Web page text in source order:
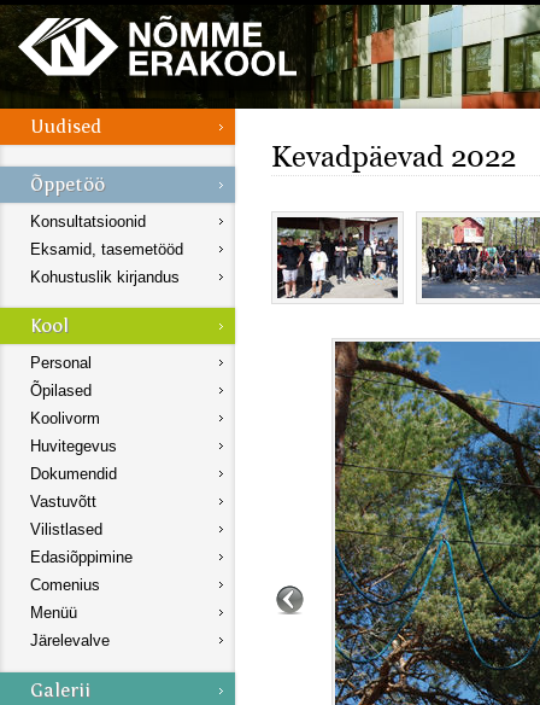
Konsultatsioonid
Eksamid, tasemetööd
Kohustuslik kirjandus
Personal
Õpilased
Koolivorm
Huvitegevus
Dokumendid
Vastuvõtt
Vilistlased
Edasiõppimine
Comenius
Menüü
Järelevalve
Kevadpäevad 2022